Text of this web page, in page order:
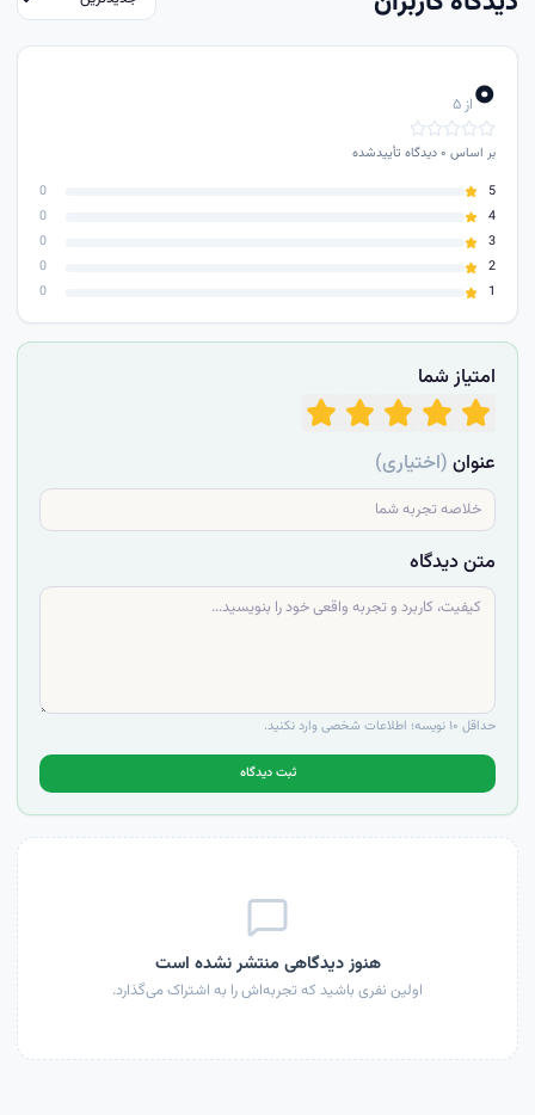
۰از ۵
بر اساس ۰دیدگاه تأییدشده
5
0
4
0
3
0
2
0
1
0
امتیاز شما
عنوان(اختیاری)
متن دیدگاه
حداقل ۱۰ نویسه؛ اطلاعات شخصی وارد نکنید.
ثبت دیدگاه
هنوز دیدگاهی منتشر نشده است
اولین نفری باشید که تجربه‌اش را به اشتراک می‌گذارد.